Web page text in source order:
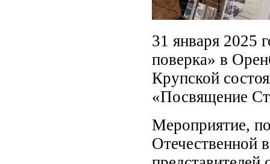
31 января 2025
поверка» в
Крупской
«Посвящение
Мероприятие,
Отечественной